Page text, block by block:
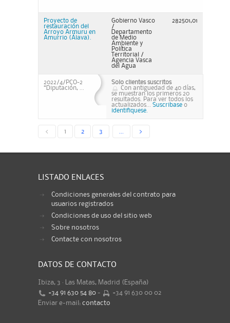
Proyecto de
restauración del
Arroyo Armuru en
Amurrio (Álava).
Gobierno Vasco
/
Departamento
de Medio
Ambiente y
Política
Territorial /
Agencia Vasca
del Agua
282501,01
2022/4/PCO-2
“Diputación, ...
Solo clientes suscritos
Con antiguedad de 40 días,
se muestran los primeros 20
resultados. Para ver todos los
actualizados... Suscribase o
identifiquese.
< 1 2 3 >
LISTADO ENLACES
Condiciones generales del contrato para
usuarios registrados
Condiciones de uso del sitio web
Sobre nosotros
Contacte con nosotros
DATOS DE CONTACTO
Ibiza, 3 · Las Matas, Madrid (España)
+34 91 630 54 80 -
+34 91 630 00 02
Enviar e-mail: contacto